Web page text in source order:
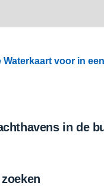
Waterkaart voor in
in de